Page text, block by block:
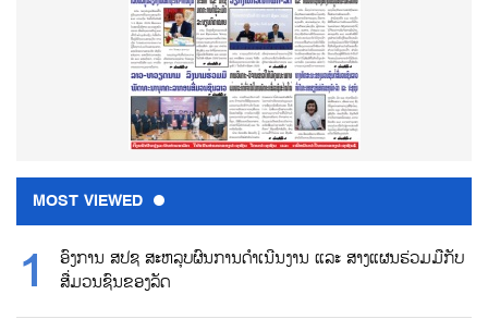
MOST VIEWED
ອົງການ ສປຊ ສະຫລຸບຜົນການດຳເນີນງານ ແລະ ສາງແຜນຮ່ວມມືກັບ
ສື່ມວນຊົນຂອງລັດ